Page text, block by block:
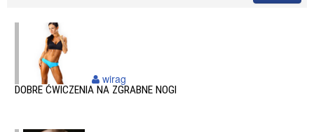
DOBRE ĆWICZENIA NA ZGRABNE NOGI
wirag